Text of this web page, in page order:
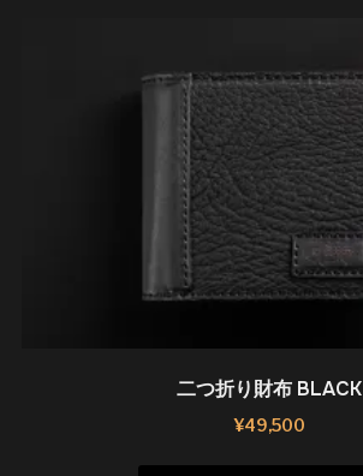
二つ折り財布 BLACK
¥49,500